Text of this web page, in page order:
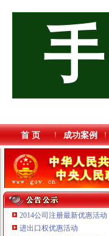
首 页 成功案例
2014公司注册最新优惠活动
进出口权优惠活动